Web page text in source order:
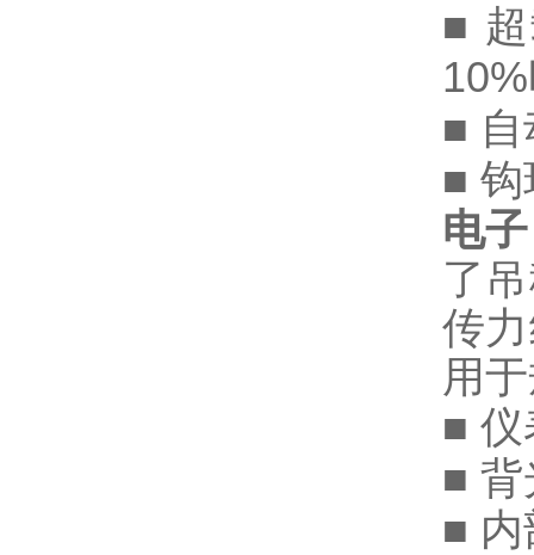
■
■ 自
■ 钩
电
了
传
用
■ 仪
■ 背
■ 内